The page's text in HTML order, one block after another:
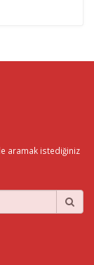
aramak istediğiniz